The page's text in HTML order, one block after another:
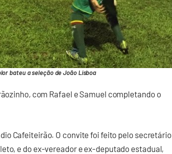
bateu a seleção de João Lisboa
com Rafael e Samuel completando o
Cafeiteirão. O convite foi feito pelo secretário
e do ex-vereador e ex-deputado estadual,